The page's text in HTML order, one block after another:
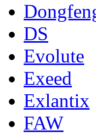
DS
Evolute
Exeed
Exlantix
FAW